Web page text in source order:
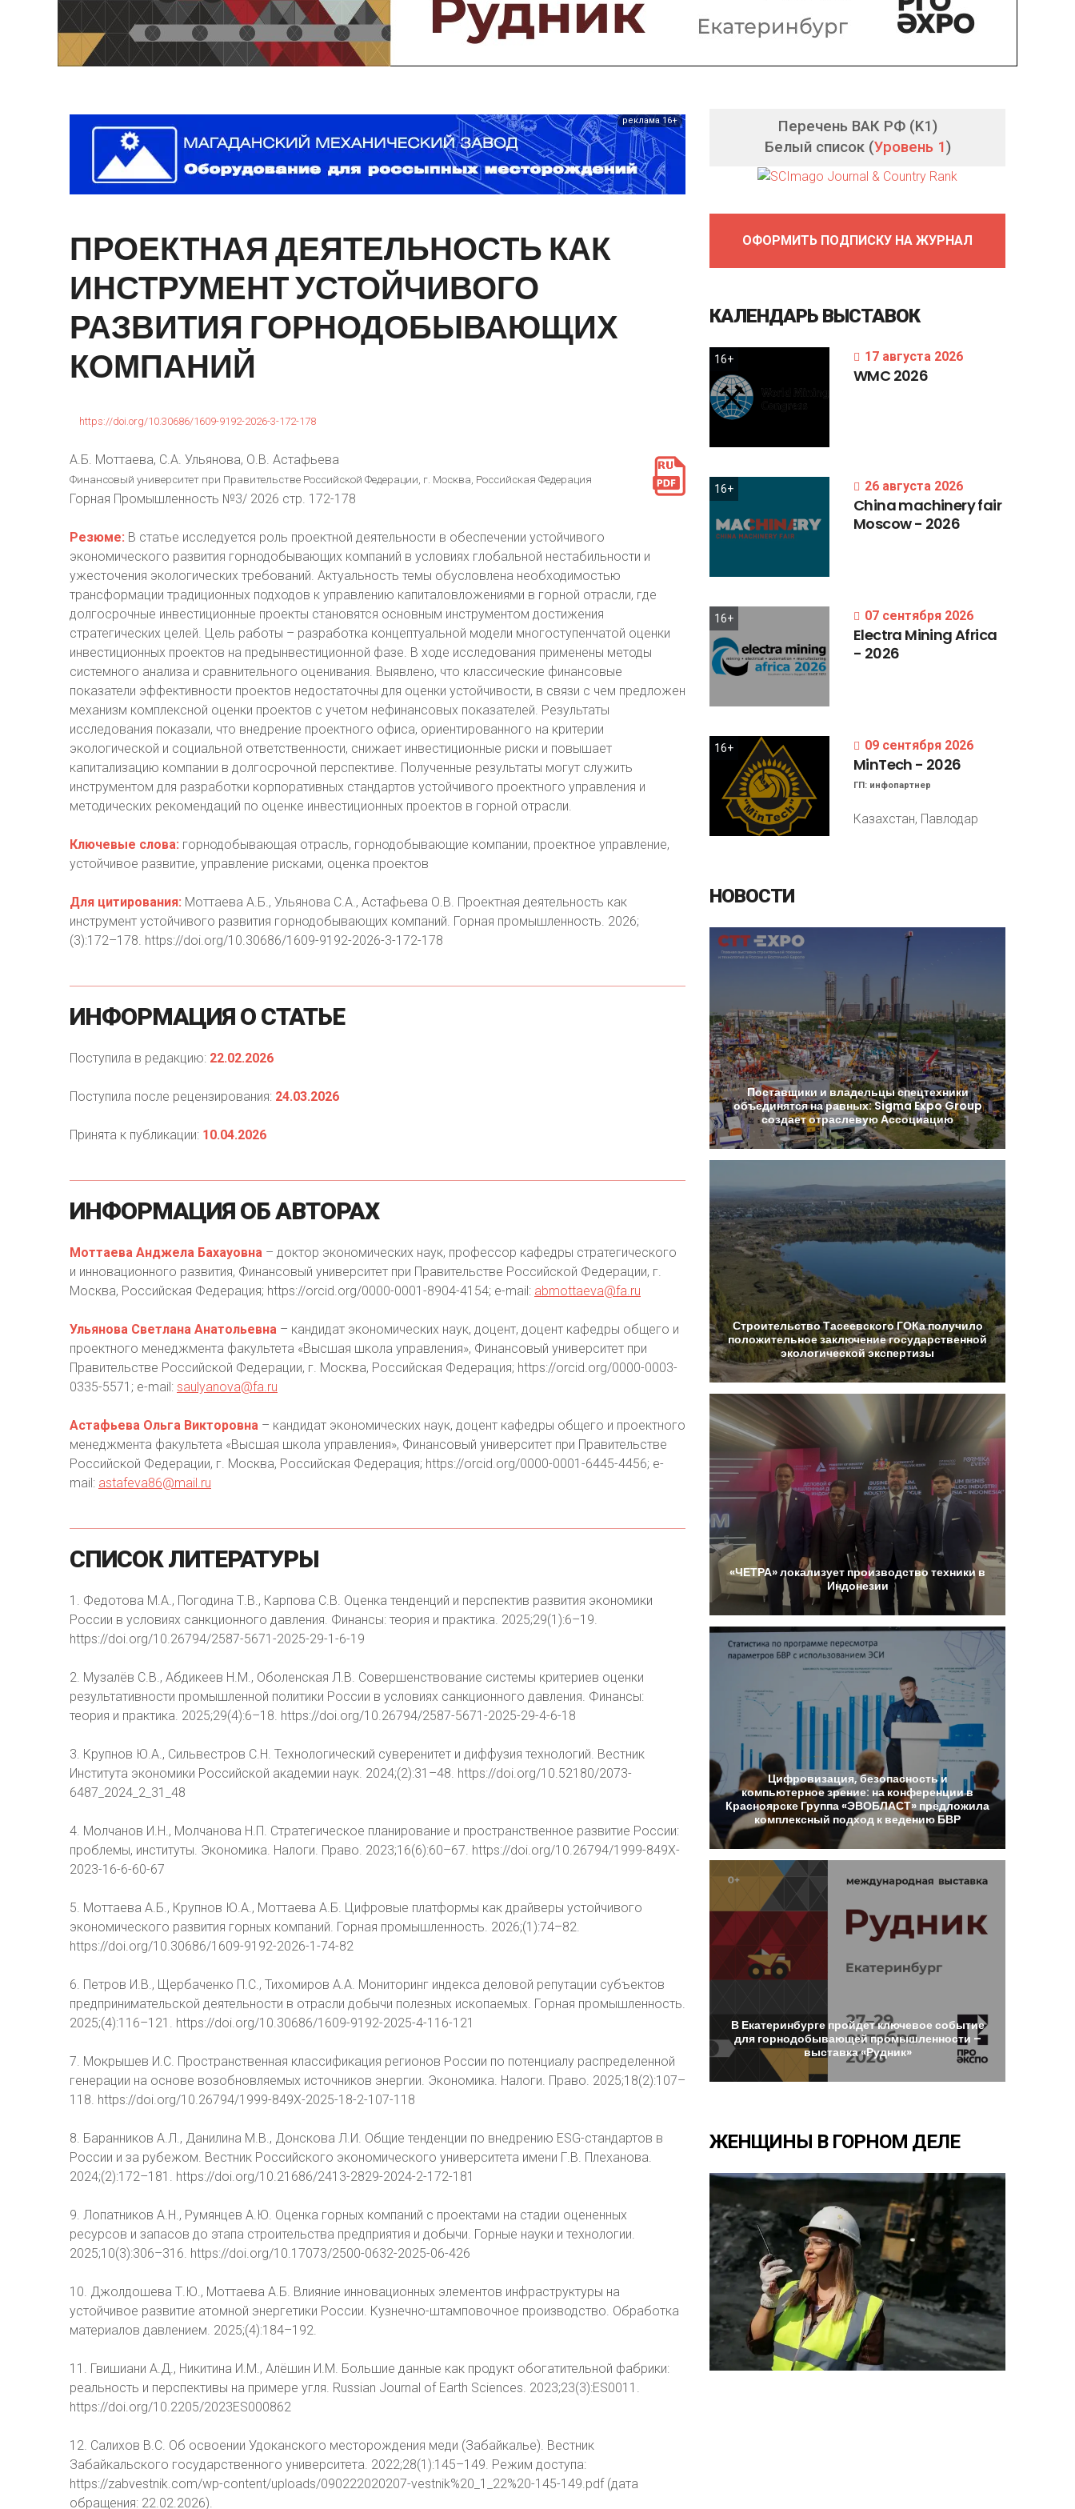
Предприятия и компании
Интервью
Выставки, Конференции
реклама 16+
ПРОЕКТНАЯДЕЯТЕЛЬНОСТЬКАК
ИНСТРУМЕНТУСТОЙЧИВОГО
РАЗВИТИЯ ГОРНОДОБЫВАЮЩИХ
КОМПАНИЙ
https://doi.org/10.30686/1609-9192-2026-3-172-178
А.Б. Моттаева, С.А. Ульянова, О.В. Астафьева
Финансовый университет при Правительстве Российской Федерации, г. Москва, Российская Федерация
Горная Промышленность №3/ 2026 стр. 172-178
Резюме: В статье исследуется роль проектной деятельности в обеспечении устойчивого
экономического развития горнодобывающих компаний в условиях глобальной нестабильности и
ужесточения экологических требований. Актуальность темы обусловлена необходимостью
трансформации традиционных подходов к управлению капиталовложениями в горной отрасли, где
долгосрочные инвестиционные проекты становятся основным инструментом достижения
стратегических целей. Цель работы – разработка концептуальной модели многоступенчатой оценки
инвестиционных проектов на предынвестиционной фазе. В ходе исследования применены методы
системного анализа и сравнительного оценивания. Выявлено, что классические финансовые
показатели эффективности проектов недостаточны для оценки устойчивости, в связи с чем предложен
механизм комплексной оценки проектов с учетом нефинансовых показателей. Результаты
исследования показали, что внедрение проектного офиса, ориентированного на критерии
экологической и социальной ответственности, снижает инвестиционные риски и повышает
капитализацию компании в долгосрочной перспективе. Полученные результаты могут служить
инструментом для разработки корпоративных стандартов устойчивого проектного управления и
методических рекомендаций по оценке инвестиционных проектов в горной отрасли.
Ключевые слова: горнодобывающая отрасль, горнодобывающие компании, проектное управление,
устойчивое развитие, управление рисками, оценка проектов
Для цитирования: Моттаева А.Б., Ульянова С.А., Астафьева О.В. Проектная деятельность как
инструмент устойчивого развития горнодобывающих компаний. Горная промышленность. 2026;
(3):172–178. https://doi.org/10.30686/1609-9192-2026-3-172-178
ИНФОРМАЦИЯ О СТАТЬЕ
Поступила в редакцию: 22.02.2026
Поступила после рецензирования: 24.03.2026
Принята к публикации: 10.04.2026
ИНФОРМАЦИЯ ОБАВТОРАХ
Моттаева Анджела Бахауовна – доктор экономических наук, профессор кафедры стратегического
и инновационного развития, Финансовый университет при Правительстве Российской Федерации, г.
Москва, Российская Федерация; https://orcid.org/0000-0001-8904-4154; e-mail: abmottaeva@fa.ru
Ульянова Светлана Анатольевна – кандидат экономических наук, доцент, доцент кафедры общего и
проектного менеджмента факультета «Высшая школа управления», Финансовый университет при
Правительстве Российской Федерации, г. Москва, Российская Федерация; https://orcid.org/0000-0003-
0335-5571; e-mail: saulyanova@fa.ru
Астафьева Ольга Викторовна – кандидат экономических наук, доцент кафедры общего и проектного
менеджмента факультета «Высшая школа управления», Финансовый университет при Правительстве
Российской Федерации, г. Москва, Российская Федерация; https://orcid.org/0000-0001-6445-4456; e-
mail: astafeva86@mail.ru
СПИСОК ЛИТЕРАТУРЫ
1. Федотова М.А., Погодина Т.В., Карпова С.B. Оценка тенденций и перспектив развития экономики
России в условиях санкционного давления. Финансы: теория и практика. 2025;29(1):6–19.
https://doi.org/10.26794/2587-5671-2025-29-1-6-19
2. Музалёв С.В., Абдикеев Н.М., Оболенская Л.В. Совершенствование системы критериев оценки
результативности промышленной политики России в условиях санкционного давления. Финансы:
теория и практика. 2025;29(4):6–18. https://doi.org/10.26794/2587-5671-2025-29-4-6-18
3. Крупнов Ю.А., Сильвестров С.Н. Технологический суверенитет и диффузия технологий. Вестник
Института экономики Российской академии наук. 2024;(2):31–48. https://doi.org/10.52180/2073-
6487_2024_2_31_48
4. Молчанов И.Н., Молчанова Н.П. Стратегическое планирование и пространственное развитие России:
проблемы, институты. Экономика. Налоги. Право. 2023;16(6):60–67. https://doi.org/10.26794/1999-849X-
2023-16-6-60-67
5. Моттаева А.Б., Крупнов Ю.А., Моттаева А.Б. Цифровые платформы как драйверы устойчивого
экономического развития горных компаний. Горная промышленность. 2026;(1):74–82.
https://doi.org/10.30686/1609-9192-2026-1-74-82
6. Петров И.В., Щербаченко П.С., Тихомиров А.А. Мониторинг индекса деловой репутации субъектов
предпринимательской деятельности в отрасли добычи полезных ископаемых. Горная промышленность.
2025;(4):116–121. https://doi.org/10.30686/1609-9192-2025-4-116-121
7. Мокрышев И.С. Пространственная классификация регионов России по потенциалу распределенной
генерации на основе возобновляемых источников энергии. Экономика. Налоги. Право. 2025;18(2):107–
118. https://doi.org/10.26794/1999-849X-2025-18-2-107-118
8. Баранников А.Л., Данилина М.В., Донскова Л.И. Общие тенденции по внедрению ESG-стандартов в
России и за рубежом. Вестник Российского экономического университета имени Г.В. Плеханова.
2024;(2):172–181. https://doi.org/10.21686/2413-2829-2024-2-172-181
9. Лопатников А.Н., Румянцев А.Ю. Оценка горных компаний с проектами на стадии оцененных
ресурсов и запасов до этапа строительства предприятия и добычи. Горные науки и технологии.
2025;10(3):306–316. https://doi.org/10.17073/2500-0632-2025-06-426
10. Джолдошева Т.Ю., Моттаева А.Б. Влияние инновационных элементов инфраструктуры на
устойчивое развитие атомной энергетики России. Кузнечно-штамповочное производство. Обработка
материалов давлением. 2025;(4):184–192.
11. Гвишиани А.Д., Никитина И.М., Алёшин И.М. Большие данные как продукт обогатительной фабрики:
реальность и перспективы на примере угля. Russian Journal of Earth Sciences. 2023;23(3):ES0011.
https://doi.org/10.2205/2023ES000862
12. Салихов В.С. Об освоении Удоканского месторождения меди (Забайкалье). Вестник
Забайкальского государственного университета. 2022;28(1):145–149. Режим доступа:
https://zabvestnik.com/wp-content/uploads/090222020207-vestnik%20_1_22%20-145-149.pdf (дата
обращения: 22.02.2026).
Перечень ВАК РФ (K1)
Белый список (Уровень 1)
ОФОРМИТЬ ПОДПИСКУ НА ЖУРНАЛ
КАЛЕНДАРЬ ВЫСТАВОК
16+ 17 августа 2026
WMC 2026
16+ 26 августа 2026
Chinamachineryfair
Moscow- 2026
16+ 07 сентября 2026
Electra MiningAfrica
- 2026
16+ 09 сентября 2026
MinTech - 2026
ГП: инфопартнер
Казахстан, Павлодар
НОВОСТИ
Поставщики и владельцыспецтехники
объединятсянаравных:SigmaExpoGroup
создаетотраслевуюАссоциацию
СтроительствоТасеевскогоГОКаполучило
положительноезаключениегосударственной
экологическойэкспертизы
«ЧЕТРА»локализует производство техникив
Индонезии
Цифровизация,безопасностьи
компьютерноезрение: на конференциив
Красноярске Группа«ЭВОБЛАСТ» предложила
комплексный подход к ведению БВР
В Екатеринбурге пройдетключевоесобытие
для горнодобывающейпромышленности –
выставка«Рудник»
ЖЕНЩИНЫ В ГОРНОМ ДЕЛЕ